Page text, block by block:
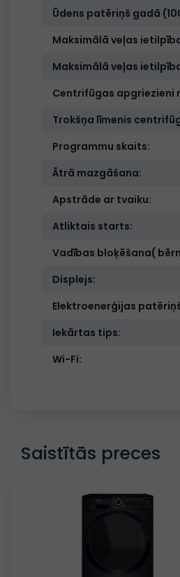
Ūdens patēriņš gadā
Maksimālā veļas
Maksimālā veļas
Centrifūgas apgriezieni
Trokšņa līmenis
Programmu skaits:
Ātrā mazgāšana:
Apstrāde ar tvaiku:
Atliktais starts:
Vadības bloķēšana(
Displejs:
Elektroenerģijas
Iekārtas tips:
Wi-Fi:
Saistītās preces